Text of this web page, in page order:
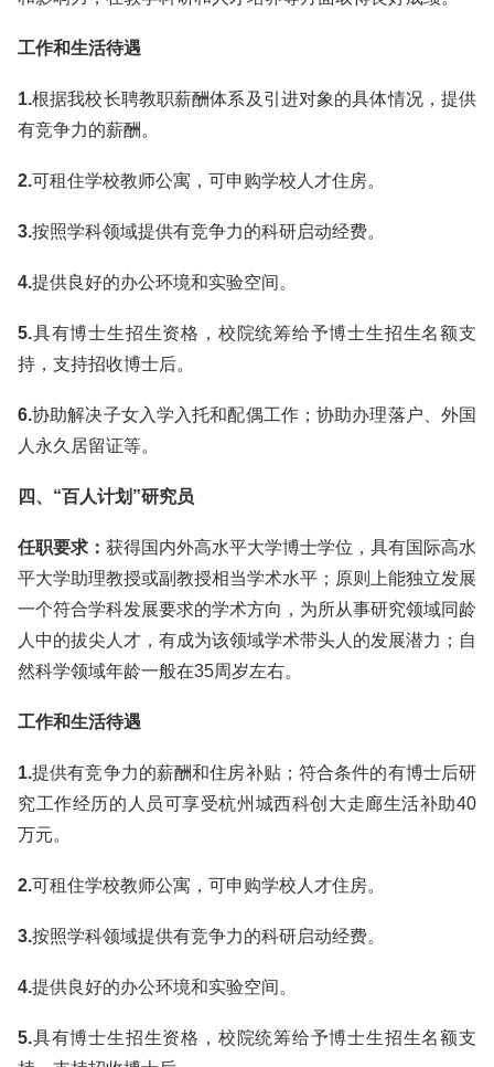
工作和生活待遇
1.根据我校长聘教职薪酬体系及引进对象的具体情况，提供
有竞争力的薪酬。
2.可租住学校教师公寓，可申购学校人才住房。
3.按照学科领域提供有竞争力的科研启动经费。
4.提供良好的办公环境和实验空间。
5.具有博士生招生资格，校院统筹给予博士生招生名额支
持，支持招收博士后。
6.协助解决子女入学入托和配偶工作；协助办理落户、外国
人永久居留证等。
四、“百人计划”研究员
任职要求： 获得国内外高水平大学博士学位，具有国际高水
平大学助理教授或副教授相当学术水平；原则上能独立发展
一个符合学科发展要求的学术方向，为所从事研究领域同龄
人中的拔尖人才，有成为该领域学术带头人的发展潜力；自
然科学领域年龄一般在35周岁左右。
工作和生活待遇
1.提供有竞争力的薪酬和住房补贴；符合条件的有博士后研
究工作经历的人员可享受杭州城西科创大走廊生活补助40
万元。
2.可租住学校教师公寓，可申购学校人才住房。
3.按照学科领域提供有竞争力的科研启动经费。
4.提供良好的办公环境和实验空间。
5.具有博士生招生资格，校院统筹给予博士生招生名额支